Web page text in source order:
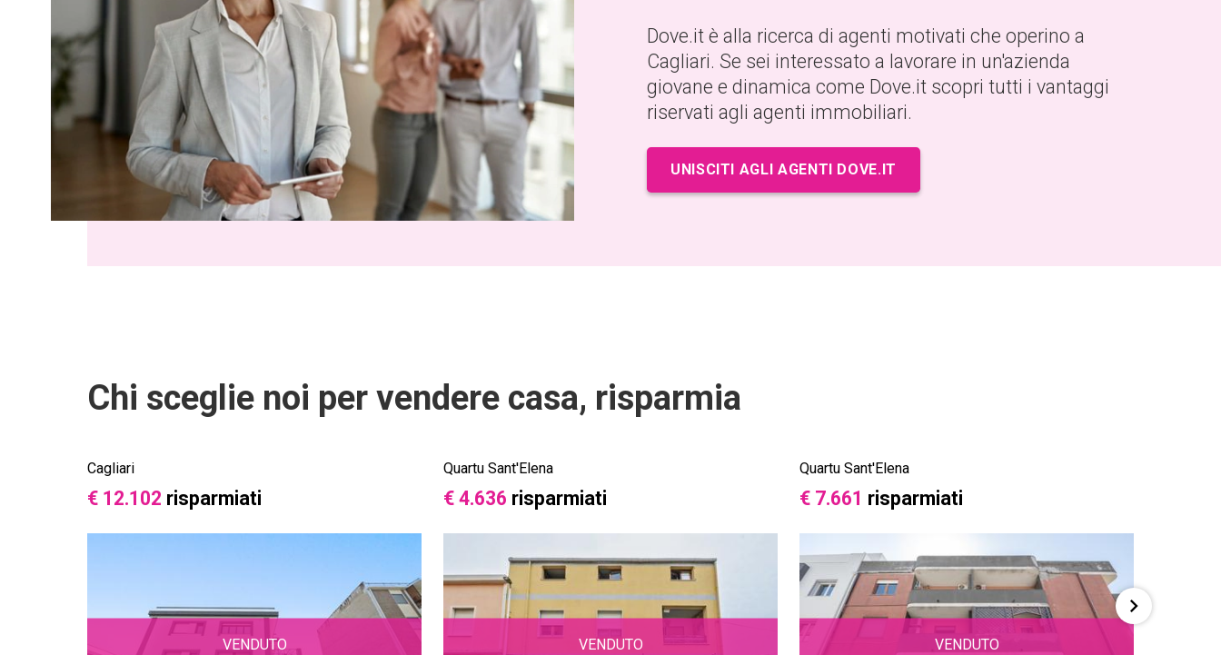
Dove.it è alla ricerca di agenti motivati che operino a
Cagliari. Se sei interessato a lavorare in un'azienda
giovane e dinamica come Dove.it scopri tutti i vantaggi
riservati agli agenti immobiliari.
UNISCITI AGLI AGENTI DOVE.IT
Chi sceglie noi per vendere casa, risparmia
Cagliari
€ 12.102 risparmiati
VENDUTO
Quartu Sant'Elena
€ 4.636 risparmiati
VENDUTO
Quartu Sant'Elena
€ 7.661 risparmiati
VENDUTO